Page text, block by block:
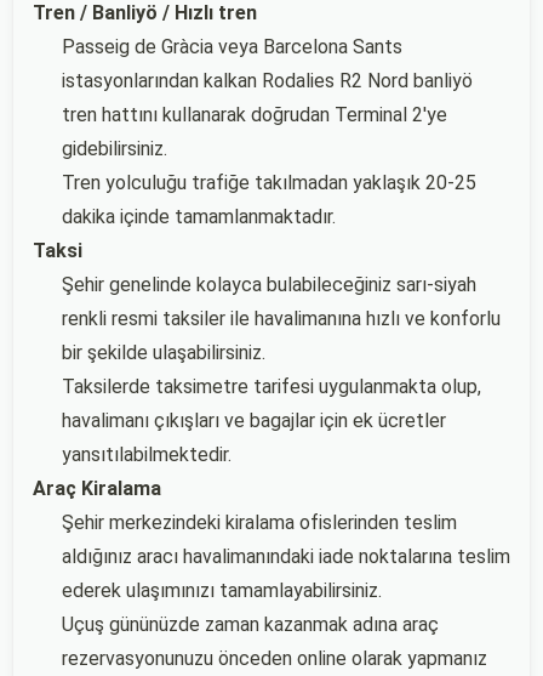
Tren / Banliyö / Hızlı tren
Passeig de Gràcia veya Barcelona Sants
istasyonlarından kalkan Rodalies R2 Nord banliyö
tren hattını kullanarak doğrudan Terminal 2'ye
gidebilirsiniz.
Tren yolculuğu trafiğe takılmadan yaklaşık 20-25
dakika içinde tamamlanmaktadır.
Taksi
Şehir genelinde kolayca bulabileceğiniz sarı-siyah
renkli resmi taksiler ile havalimanına hızlı ve konforlu
bir şekilde ulaşabilirsiniz.
Taksilerde taksimetre tarifesi uygulanmakta olup,
havalimanı çıkışları ve bagajlar için ek ücretler
yansıtılabilmektedir.
Araç Kiralama
Şehir merkezindeki kiralama ofislerinden teslim
aldığınız aracı havalimanındaki iade noktalarına teslim
ederek ulaşımınızı tamamlayabilirsiniz.
Uçuş gününüzde zaman kazanmak adına araç
rezervasyonunuzu önceden online olarak yapmanız